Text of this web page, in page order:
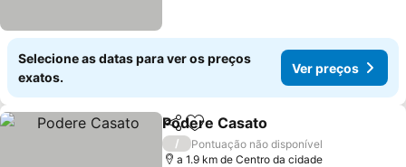
Selecione as datas para ver os preços
exatos.
Ver preços
PartilharAdicionar aos favoritos
Podere Casato
/
Pontuação não disponível
a 1.9 km de Centro da cidade